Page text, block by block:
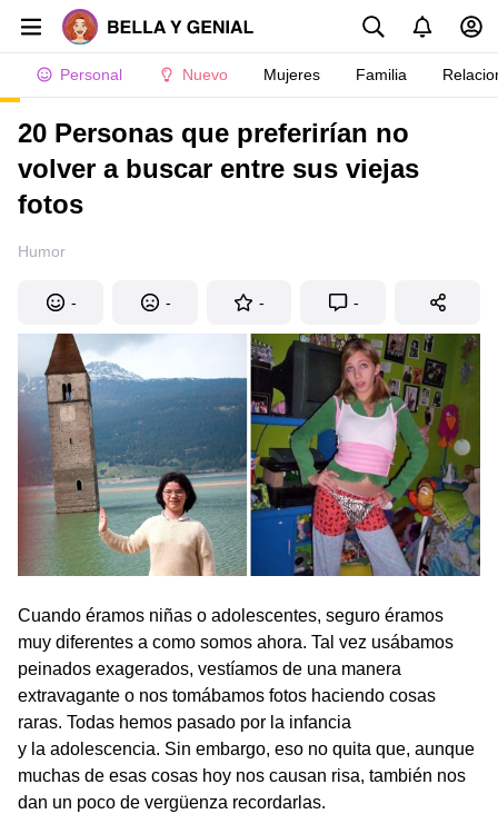
Personal Nuevo Mujeres Familia
20 Personas que preferirían no
volver a buscar entre sus viejas
fotos
Humor
- - - -
Cuando éramos niñas o adolescentes, seguro éramos
muy diferentes a como somos ahora. Tal vez usábamos
peinados exagerados, vestíamos de una manera
extravagante o nos tomábamos fotos haciendo cosas
raras. Todas hemos pasado por la infancia
y la adolescencia. Sin embargo, eso no quita que, aunque
muchas de esas cosas hoy nos causan risa, también nos
dan un poco de vergüenza recordarlas.